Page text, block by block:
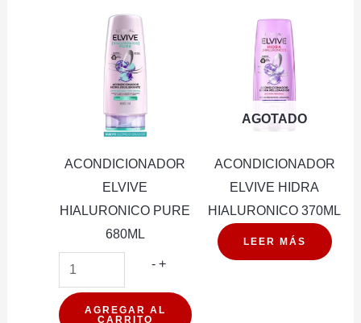
ACONDICIONADOR
ELVIVE
HIALURONICO PURE
680ML
- ACONDICIONADOR
HIALURONICO
+
AGREGAR AL
CARRITO
AGOTADO
ACONDICIONADOR
ELVIVE HIDRA
HIALURONICO 370ML
LEER MÁS